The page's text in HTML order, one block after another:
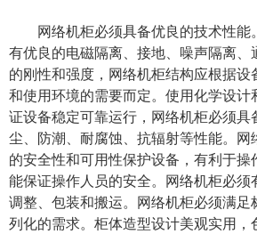
网络机柜必须具备优良的技术性
有优良的电磁隔离、接地、噪声隔离、
的刚性和强度，网络机柜结构应根据
和使用环境的需要而定。使用化学设计
证设备稳定可靠运行，网络机柜必须
尘、防潮、耐腐蚀、抗辐射等性能。网
的安全性和可用性保护设备，有利于
能保证操作人员的安全。网络机柜必须
调整、包装和搬运。网络机柜必须满
列化的需求。柜体造型设计美观实用，